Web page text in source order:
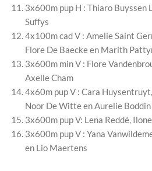
3x600m pup H : Thiaro Buyssen
Suffys
4x100m cad V : Amelie Saint
Flore De Baecke en Marith
3x600m min V : Flore
Axelle Cham
4x60m pup V : Cara
Noor De Witte en Aurelie Boddin
3x600m pup V: Lena Reddé,
3x600m pup V : Yana
en Lio Maertens